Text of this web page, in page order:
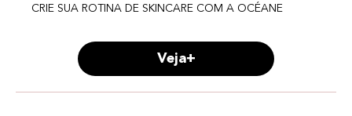
CRIE SUA ROTINA DE SKINCARE COM A OCÉANE
Veja+